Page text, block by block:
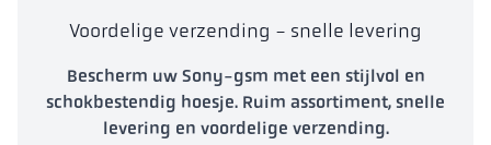
Voordelige verzending - snelle levering
Bescherm uw Sony-gsm met een stijlvol en
schokbestendig hoesje. Ruim assortiment, snelle
levering en voordelige verzending.